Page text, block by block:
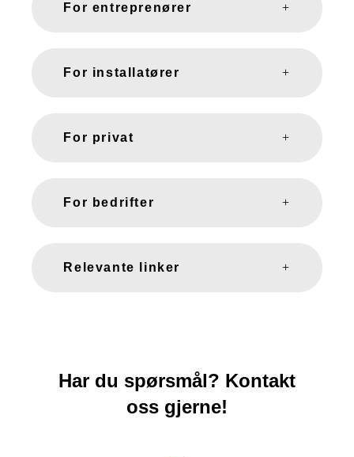
For entreprenører
For installatører
For privat
For bedrifter
Relevante linker
Har du spørsmål? Kontakt
oss gjerne!